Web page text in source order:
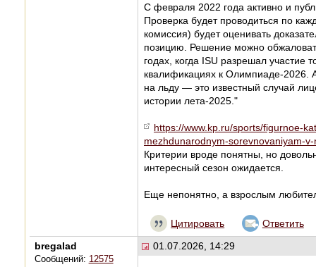
С февраля 2022 года активно и
Проверка будет проводиться по
комиссия) будет оценивать
позицию. Решение можно
годах, когда ISU разрешал участие
квалификациях к Олимпиаде-2026.
на льду — это известный случай
истории лета-2025."
https://www.kp.ru/sports/figurnoe-
mezhdunarodnym-sorevnovaniyam-
Критерии вроде понятны, но
интересный сезон ожидается.
Еще непонятно, а взрослым
Цитировать Ответить
bregalad
Сообщений: 12575
01.07.2026, 14:29